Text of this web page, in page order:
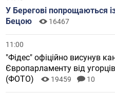
У Берегові попрощаються
Бецою
16467
11:00
"Фідес" офіційно висунув
Європарламенту від
(ФОТО)
19459 10